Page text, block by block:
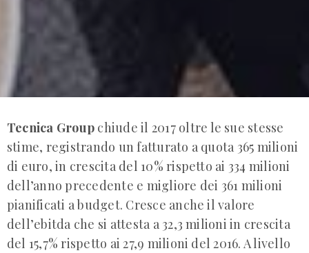
Tecnica Group chiude il 2017 oltre le sue stesse
stime, registrando un fatturato a quota 365 milioni
di euro, in crescita del 10% rispetto ai 334 milioni
dell’anno precedente e migliore dei 361 milioni
pianificati a budget. Cresce anche il valore
dell’ebitda che si attesta a 32,3 milioni in crescita
del 15,7% rispetto ai 27,9 milioni del 2016. A livello